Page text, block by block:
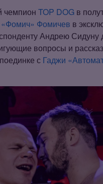
чемпион TOP DOG в
«Фомич» Фомичев в
Андрею Сидуну
вопросы и
с Гаджи